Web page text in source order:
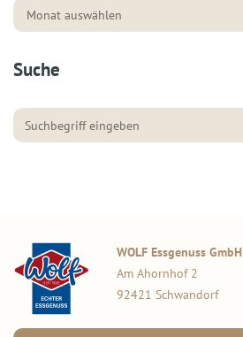
Suche
WOLF Essgenuss GmbH
Am Ahornhof 2
92421 Schwandorf